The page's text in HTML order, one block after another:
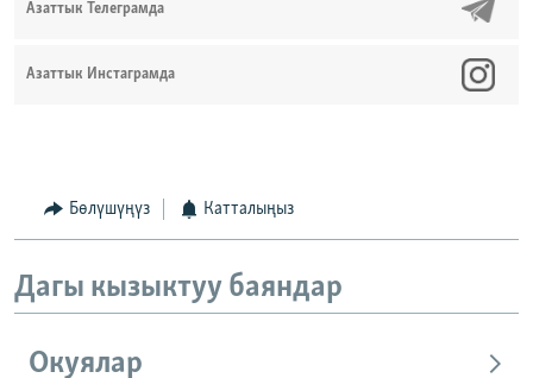
Азаттык Телеграмда
Азаттык Инстаграмда
Бөлүшүңүз Катталыңыз
Дагы кызыктуу баяндар
Окуялар